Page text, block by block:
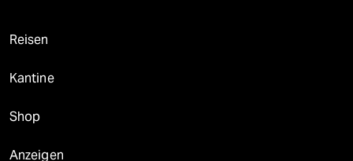
Reisen
Kantine
Shop
Anzeigen